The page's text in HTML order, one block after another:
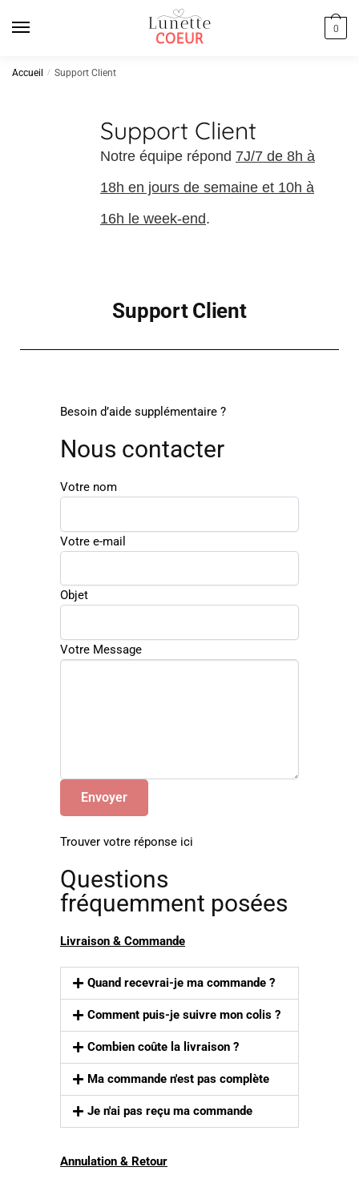
0
Accueil / Support Client
Support Client
Notre équipe répond 7J/7 de 8h à
18h en jours de semaine et 10h à
16h le week-end.
Support Client
Besoin d’aide supplémentaire ?
Nous contacter
Votre nom
Votre e-mail
Objet
Votre Message
Trouver votre réponse ici
Questions
fréquemment posées
Livraison & Commande
Quand recevrai-je ma commande ?
Comment puis-je suivre mon colis ?
Combien coûte la livraison ?
Ma commande n'est pas complète
Je n'ai pas reçu ma commande
Annulation & Retour